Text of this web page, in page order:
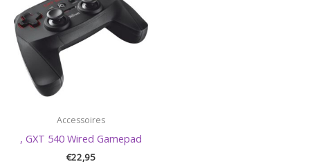
Accessoires
, GXT 540 Wired Gamepad
€22,95